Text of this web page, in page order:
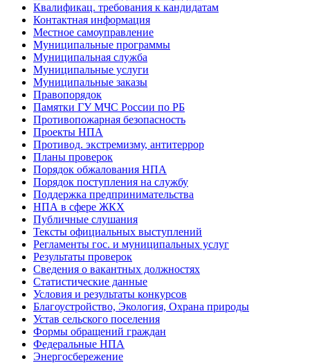
Квалификац. требования к кандидатам
Контактная информация
Местное самоуправление
Муниципальные программы
Муниципальная служба
Муниципальные услуги
Муниципальные заказы
Правопорядок
Памятки ГУ МЧС России по РБ
Противопожарная безопасность
Проекты НПА
Противод. экстремизму, антитеррор
Планы проверок
Порядок обжалования НПА
Порядок поступления на службу
Поддержка предпринимательства
НПА в сфере ЖКХ
Публичные слушания
Тексты официальных выступлений
Регламенты гос. и муниципальных услуг
Результаты проверок
Сведения о вакантных должностях
Статистические данные
Условия и результаты конкурсов
Благоустройство, Экология, Охрана природы
Устав сельского поселения
Формы обращений граждан
Федеральные НПА
Энергосбережение